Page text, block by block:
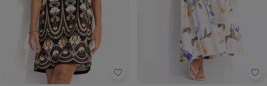
Farm - Vestido T-Shirt Mg Fofa